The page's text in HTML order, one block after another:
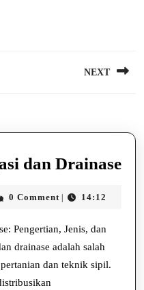
NEXT
dan Drainase
0 Comment | 14:12
Pengertian, Jenis, dan
drainase adalah salah
dan teknik sipil.